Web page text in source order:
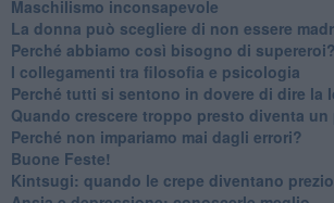
​Maschilismo inconsapevole
​La donna può scegliere di non essere
​Perché abbiamo così bisogno di supereroi?
​I collegamenti tra filosofia e psicologia
​Perché tutti si sentono in dovere di dire la
​Quando crescere troppo presto diventa un
​Perché non impariamo mai dagli errori?
​Buone Feste!
​Kintsugi: quando le crepe diventano